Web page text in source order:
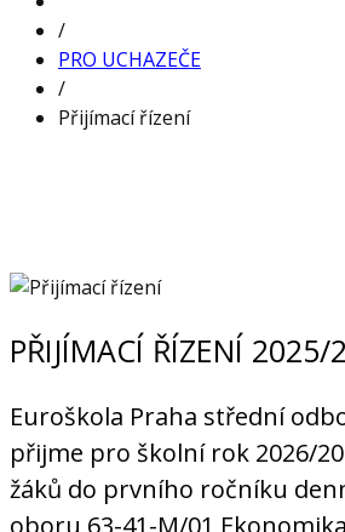
/
PRO UCHAZEČE
/
Přijímací řízení
PŘIJÍMACÍ ŘÍZENÍ 2025/
Euroškola Praha střední
přijme pro školní rok 2026/
žáků do prvního ročníku
oboru 63-41-M/01